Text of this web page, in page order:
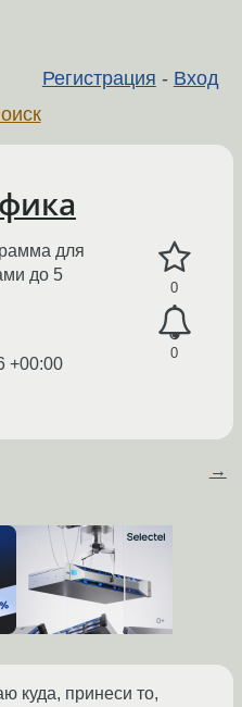
Регистрация - Вход
0
0
для
до 5
+00:00
→
куда, принеси то,